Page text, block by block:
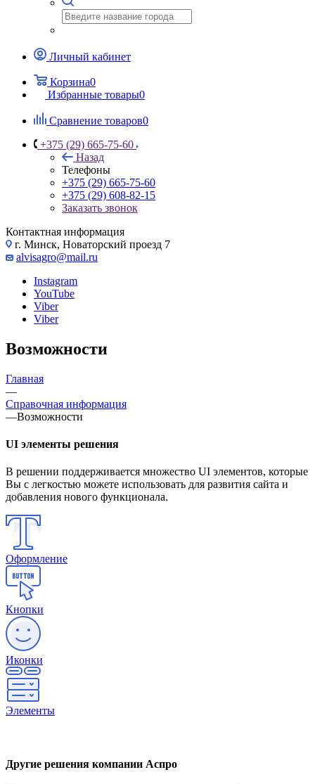
Личный кабинет
Корзина0
Избранные товары0
Сравнение товаров0
+375 (29) 665-75-60
Назад
Телефоны
+375 (29) 665-75-60
+375 (29) 608-82-15
Заказать звонок
Контактная информация
г. Минск, Новаторский проезд 7
alvisagro@mail.ru
Instagram
YouTube
Viber
Viber
Возможности
Главная
—
Справочная информация
—Возможности
UI элементы решения
В решении поддерживается множество UI элементов, которые
Вы с легкостью можете использовать для развития сайта и
добавления нового функционала.
Оформление
Кнопки
Иконки
Элементы
Другие решения компании Аспро